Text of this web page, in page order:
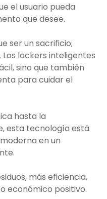
el usuario pueda
que desee.
ser un sacrificio;
lockers inteligentes
sino que también
para cuidar el
hasta la
esta tecnología está
en un
más eficiencia,
económico positivo.